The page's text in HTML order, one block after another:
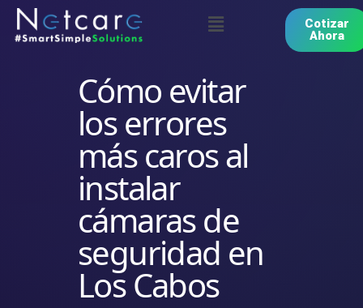
Cotizar
Ahora
Cómo evitar
los errores
más caros al
instalar
cámaras de
seguridad en
Los Cabos